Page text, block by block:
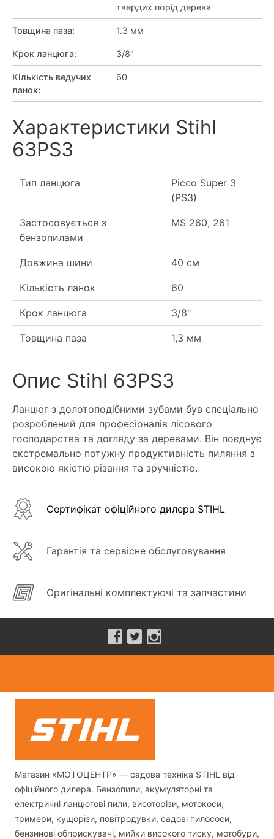
твердих порід дерева
Товщина паза: 1.3 мм
Крок ланцюга: 3/8"
Кількість ведучих
ланок:
60
Характеристики Stihl
63PS3
Тип ланцюга
Picco Super 3
(PS3)
Застосовується з
бензопилами
MS 260, 261
Довжина шини 40 см
Кількість ланок 60
Крок ланцюга 3/8"
Товщина паза 1,3 мм
Опис Stihl 63PS3
Ланцюг з долотоподібними зубами був спеціально
розроблений для професіоналів лісового
господарства та догляду за деревами. Він поєднує
екстремально потужну продуктивність пиляння з
високою якістю різання та зручністю.
Сертифікат офіційного дилера STIHL
Гарантія та сервісне обслуговування
Оригінальні комплектуючі та запчастини
Магазин «МОТОЦЕНТР» — садова техніка STIHL від
офіційного дилера. Бензопили, акумуляторні та
електричні ланцюгові пили, висоторізи, мотокоси,
тримери, кущорізи, повітродувки, садові пилососи,
бензинові обприскувачі, мийки високого тиску, мотобури,